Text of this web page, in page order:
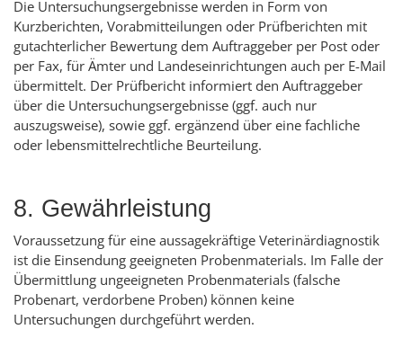
Die Untersuchungsergebnisse werden in Form von
Kurzberichten, Vorabmitteilungen oder Prüfberichten mit
gutachterlicher Bewertung dem Auftraggeber per Post oder
per Fax, für Ämter und Landeseinrichtungen auch per E-Mail
übermittelt. Der Prüfbericht informiert den Auftraggeber
über die Untersuchungsergebnisse (ggf. auch nur
auszugsweise), sowie ggf. ergänzend über eine fachliche
oder lebensmittelrechtliche Beurteilung.
8. Gewährleistung
Voraussetzung für eine aussagekräftige Veterinärdiagnostik
ist die Einsendung geeigneten Probenmaterials. Im Falle der
Übermittlung ungeeigneten Probenmaterials (falsche
Probenart, verdorbene Proben) können keine
Untersuchungen durchgeführt werden.